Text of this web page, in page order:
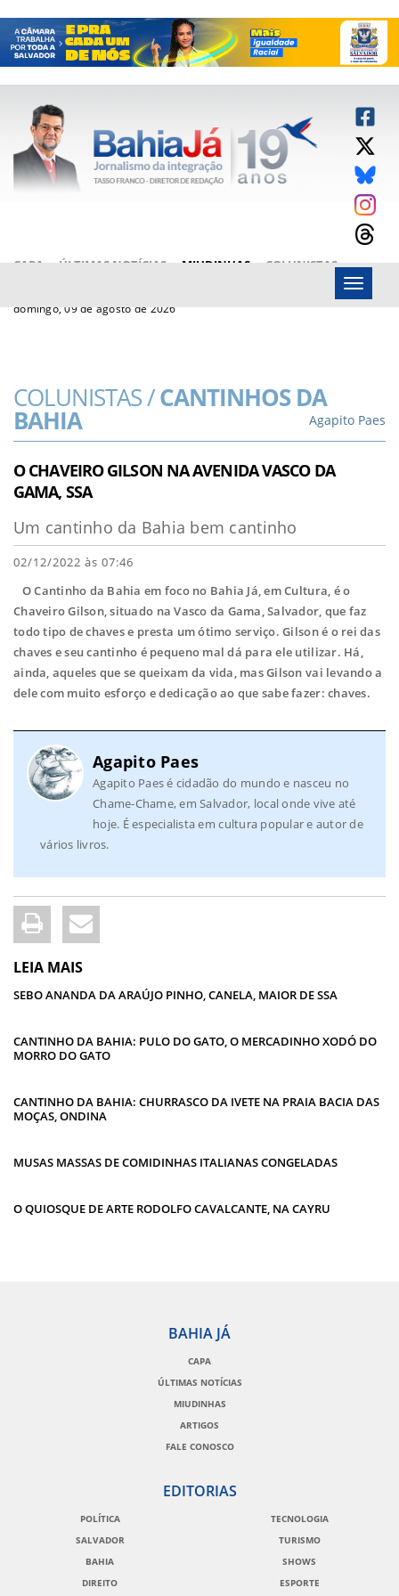
CAPA ÚLTIMAS NOTÍCIAS MIUDINHAS
COLUNISTAS
domingo, 09 de agosto de 2026
Menu
COLUNISTAS /CANTINHOS DA
BAHIA Agapito Paes
O CHAVEIRO GILSON NA AVENIDA VASCO DA
GAMA, SSA
Um cantinho da Bahia bem cantinho
02/12/2022 às 07:46
O Cantinho da Bahia em foco no Bahia Já, em Cultura, é o
Chaveiro Gilson, situado na Vasco da Gama, Salvador, que faz
todo tipo de chaves e presta um ótimo serviço. Gilson é o rei das
chaves e seu cantinho é pequeno mal dá para ele utilizar. Há,
ainda, aqueles que se queixam da vida, mas Gilson vai levando a
dele com muito esforço e dedicação ao que sabe fazer: chaves.
Agapito Paes
Agapito Paes é cidadão do mundo e nasceu no
Chame-Chame, em Salvador, local onde vive até
hoje. É especialista em cultura popular e autor de
vários livros.
LEIA MAIS
SEBO ANANDA DA ARAÚJO PINHO, CANELA, MAIOR DE SSA
CANTINHO DA BAHIA: PULO DO GATO, O MERCADINHO XODÓ DO
MORRO DO GATO
CANTINHO DA BAHIA: CHURRASCO DA IVETE NA PRAIA BACIA DAS
MOÇAS, ONDINA
MUSAS MASSAS DE COMIDINHAS ITALIANAS CONGELADAS
O QUIOSQUE DE ARTE RODOLFO CAVALCANTE, NA CAYRU
BAHIA JÁ
CAPA
ÚLTIMAS NOTÍCIAS
MIUDINHAS
ARTIGOS
FALE CONOSCO
EDITORIAS
POLÍTICA
SALVADOR
BAHIA
DIREITO
TECNOLOGIA
TURISMO
SHOWS
ESPORTE